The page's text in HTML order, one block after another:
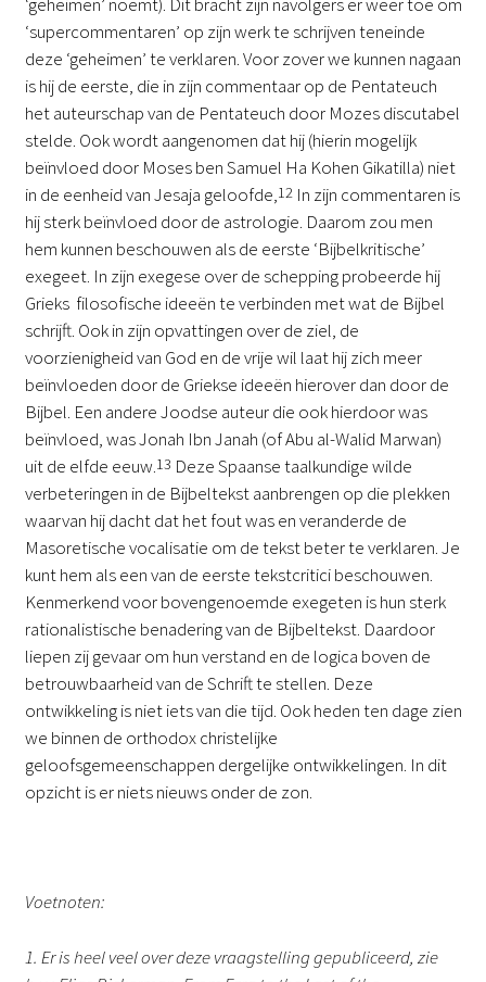
‘supercommentaren’ op zijn werk te schrijven teneinde
deze ‘geheimen’ te verklaren. Voor zover we kunnen nagaan
is hij de eerste, die in zijn commentaar op de Pentateuch
het auteurschap van de Pentateuch door Mozes discutabel
stelde. Ook wordt aangenomen dat hij (hierin mogelijk
beïnvloed door Moses ben Samuel Ha Kohen Gikatilla) niet
in de eenheid van Jesaja geloofde,12In zijn commentaren is
hij sterk beïnvloed door de astrologie. Daarom zou men
hem kunnen beschouwen als de eerste ‘Bijbelkritische’
exegeet. In zijn exegese over de schepping probeerde hij
Grieks filosofische ideeën te verbinden met wat de Bijbel
schrijft. Ook in zijn opvattingen over de ziel, de
voorzienigheid van God en de vrije wil laat hij zich meer
beïnvloeden door de Griekse ideeën hierover dan door de
Bijbel. Een andere Joodse auteur die ook hierdoor was
beïnvloed, was Jonah Ibn Janah (of Abu al-Walid Marwan)
uit de elfde eeuw.13 Deze Spaanse taalkundige wilde
verbeteringen in de Bijbeltekst aanbrengen op die plekken
waarvan hij dacht dat het fout was en veranderde de
Masoretische vocalisatie om de tekst beter te verklaren. Je
kunt hem als een van de eerste tekstcritici beschouwen.
Kenmerkend voor bovengenoemde exegeten is hun sterk
rationalistische benadering van de Bijbeltekst. Daardoor
liepen zij gevaar om hun verstand en de logica boven de
betrouwbaarheid van de Schrift te stellen. Deze
ontwikkeling is niet iets van die tijd. Ook heden ten dage zien
we binnen de orthodox christelijke
geloofsgemeenschappen dergelijke ontwikkelingen. In dit
opzicht is er niets nieuws onder de zon.
Voetnoten:
1. Er is heel veel over deze vraagstelling gepubliceerd, zie